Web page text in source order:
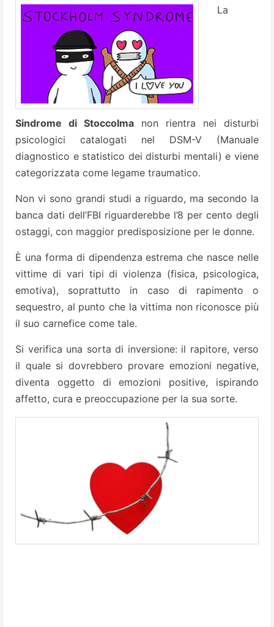
La
Sindrome di Stoccolma non rientra nei disturbi
psicologici catalogati nel DSM-V (Manuale
diagnostico e statistico dei disturbi mentali) e viene
categorizzata come legame traumatico.
Non vi sono grandi studi a riguardo, ma secondo la
banca dati dell’FBI riguarderebbe l’8 per cento degli
ostaggi, con maggior predisposizione per le donne.
È una forma di dipendenza estrema che nasce nelle
vittime di vari tipi di violenza (fisica, psicologica,
emotiva), soprattutto in caso di rapimento o
sequestro, al punto che la vittima non riconosce più
il suo carnefice come tale.
Si verifica una sorta di inversione: il rapitore, verso
il quale si dovrebbero provare emozioni negative,
diventa oggetto di emozioni positive, ispirando
affetto, cura e preoccupazione per la sua sorte.